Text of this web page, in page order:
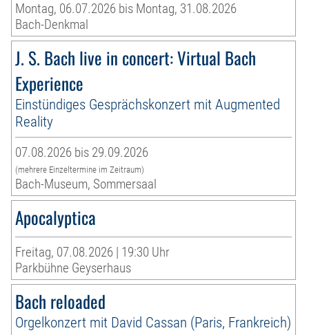
Montag, 06.07.2026 bis Montag, 31.08.2026
Bach-Denkmal
J. S. Bach live in concert: Virtual Bach
Experience
Einstündiges Gesprächskonzert mit Augmented
Reality
07.08.2026 bis 29.09.2026
(mehrere Einzeltermine im Zeitraum)
Bach-Museum, Sommersaal
Apocalyptica
Freitag, 07.08.2026 | 19:30 Uhr
Parkbühne Geyserhaus
Bach reloaded
Orgelkonzert mit David Cassan (Paris, Frankreich)